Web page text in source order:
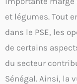
et légumes. Tout
dans le PSE, les
de certains
du secteur
Sénégal. Ainsi, la